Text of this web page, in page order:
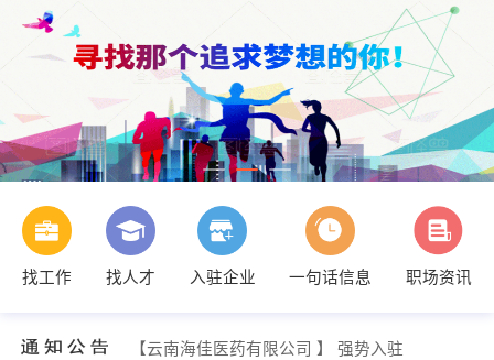
找工作 找人才 入驻企业 一句话信息 职场资讯
发布 [工程专责 ] 招聘信息
【云南海佳医药有限公司 】 强势入驻